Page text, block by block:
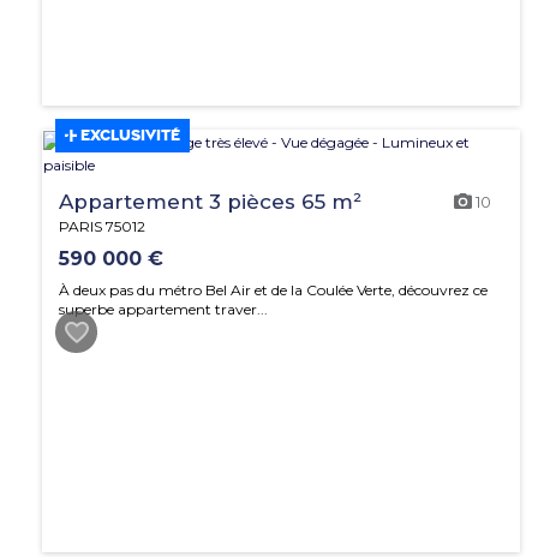
EXCLUSIVITÉ
Appartement 3 pièces 65 m² 10
PARIS 75012
590 000 €
À deux pas du métro Bel Air et de la Coulée Verte, découvrez ce
superbe appartement traver...